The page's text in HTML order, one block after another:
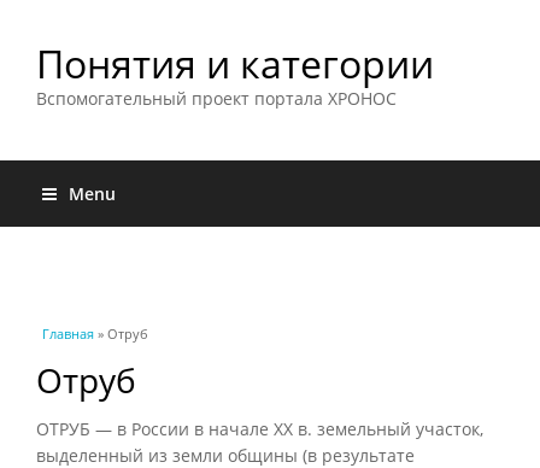
Понятия и категории
Вспомогательный проект портала ХРОНОС
Menu
Вы здесь
Главная » Отруб
Отруб
ОТРУБ — в России в начале XX в. земельный участок,
выделенный из земли общины (в результате